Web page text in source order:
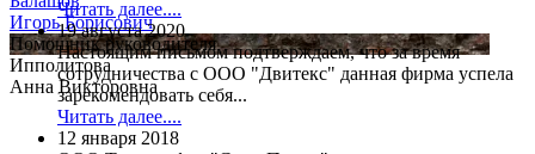
Игорь Борисович
Помощник руководителя
Ипполитова
Анна Викторовна
Читать далее....
19 августа 2020
Настоящим письмом подтверждаем, что за время
сотрудничества с ООО "Двитекс" данная фирма успела
зарекомендовать себя...
Читать далее....
12 января 2018